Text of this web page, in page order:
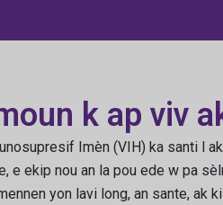
k ap viv
Imèn (VIH) ka santi l
e ekip nou an la pou ede w pa
yon lavi long, an sante,